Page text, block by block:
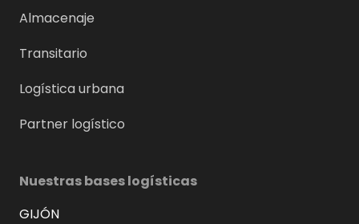
Almacenaje
Transitario
Logística urbana
Partner logístico
Nuestras bases logísticas
GIJÓN